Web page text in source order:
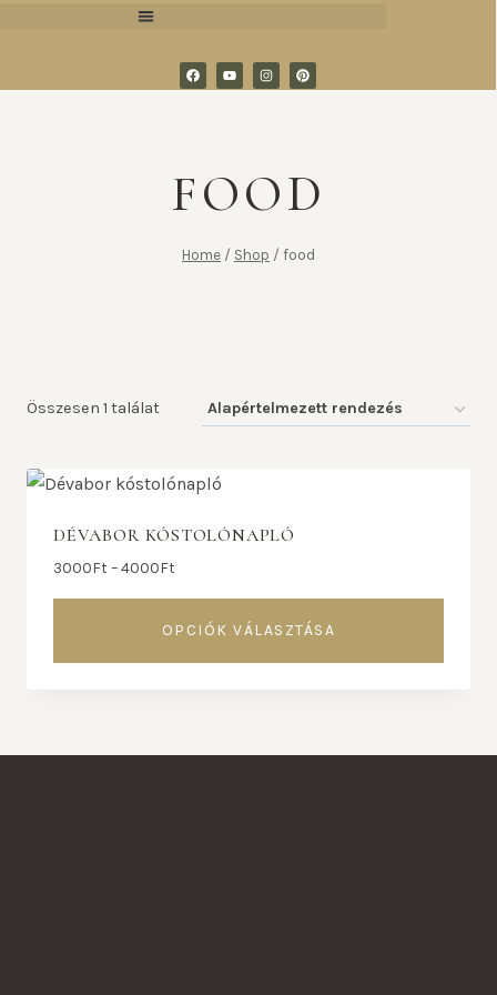
FOOD
Home / Shop / food
Összesen 1 találat
DÉVABOR KÓSTOLÓNAPLÓ
3000Ft –4000Ft
OPCIÓK VÁLASZTÁSA